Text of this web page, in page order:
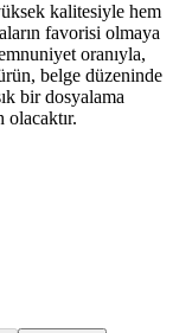
kalitesiyle hem
favorisi olmaya
oranıyla,
belge düzeninde
bir dosyalama